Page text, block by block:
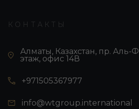
КОНТАКТЫ
Алматы, Казахстан, пр. Аль-
этаж, офис 14В
+971505367977
info@wtgroup.international